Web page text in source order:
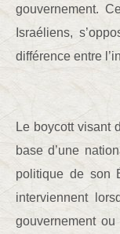
gouvernement.
Israéliens,
différence entre
Le boycott visant
base d’une
politique de son
interviennent
gouvernement